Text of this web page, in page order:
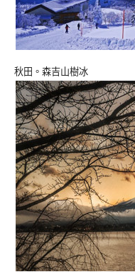
秋田。森吉山樹冰